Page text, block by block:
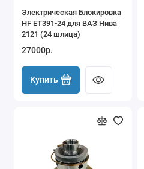
Электрическая Блокировка
HF ET391-24 для ВАЗ Нива
2121 (24 шлица)
27000р.
Купить